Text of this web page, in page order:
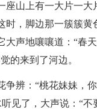
座山上有一大片一大
时，脚边那一簇簇黄
大声地嚷嚷道：“春
的来到了河边。
争辨：“桃花妹妹，
见了，大声说：“不